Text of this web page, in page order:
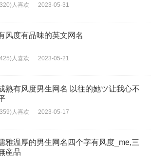
人喜欢 2023-05-31
风度有品味的英文网名
人喜欢 2023-05-21
熟有风度男生网名 以往的她ツ让我心不
人喜欢 2023-05-17
雅温厚的男生网名四个字有风度_me,三
産品